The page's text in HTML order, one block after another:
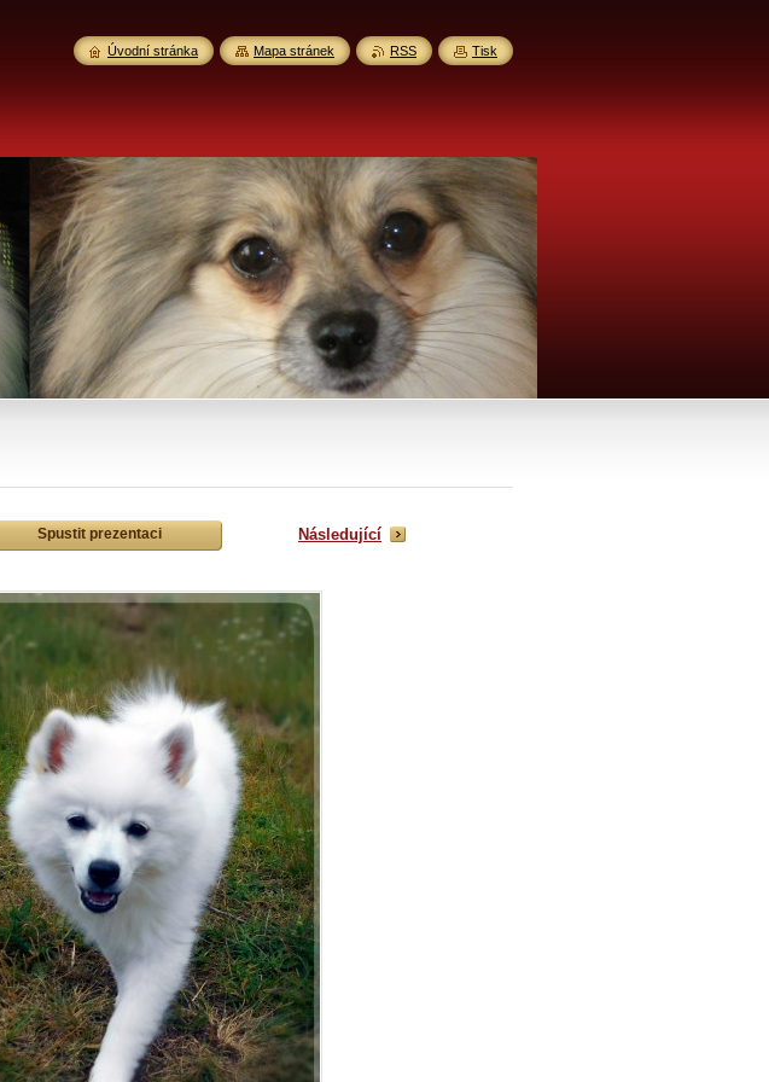
Spustit prezentaci Následující
Úvodní stránka Mapa stránek RSS Tisk